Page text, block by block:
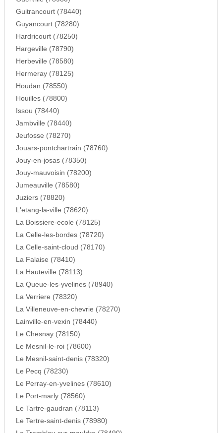
Guitrancourt (78440)
Guyancourt (78280)
Hardricourt (78250)
Hargeville (78790)
Herbeville (78580)
Hermeray (78125)
Houdan (78550)
Houilles (78800)
Issou (78440)
Jambville (78440)
Jeufosse (78270)
Jouars-pontchartrain (78760)
Jouy-en-josas (78350)
Jouy-mauvoisin (78200)
Jumeauville (78580)
Juziers (78820)
L'etang-la-ville (78620)
La Boissiere-ecole (78125)
La Celle-les-bordes (78720)
La Celle-saint-cloud (78170)
La Falaise (78410)
La Hauteville (78113)
La Queue-les-yvelines (78940)
La Verriere (78320)
La Villeneuve-en-chevrie (78270)
Lainville-en-vexin (78440)
Le Chesnay (78150)
Le Mesnil-le-roi (78600)
Le Mesnil-saint-denis (78320)
Le Pecq (78230)
Le Perray-en-yvelines (78610)
Le Port-marly (78560)
Le Tartre-gaudran (78113)
Le Tertre-saint-denis (78980)